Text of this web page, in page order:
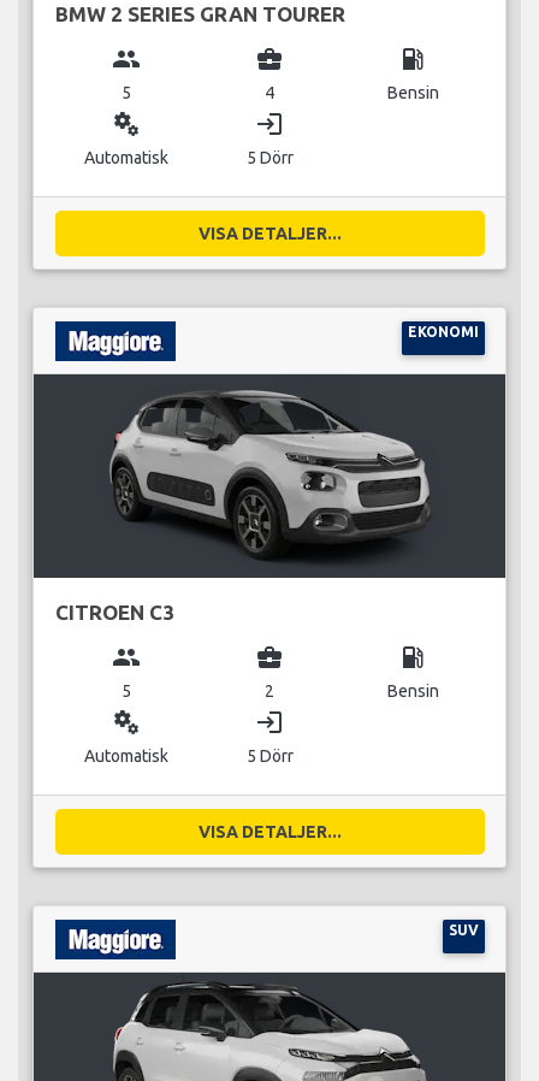
BMW 2 SERIES GRAN TOURER
group
5
business_center
4
local_gas_station
Bensin
miscellaneous_services
Automatisk
login
5 Dörr
VISA DETALJER...
EKONOMI
CITROEN C3
group
5
business_center
2
local_gas_station
Bensin
miscellaneous_services
Automatisk
login
5 Dörr
VISA DETALJER...
SUV